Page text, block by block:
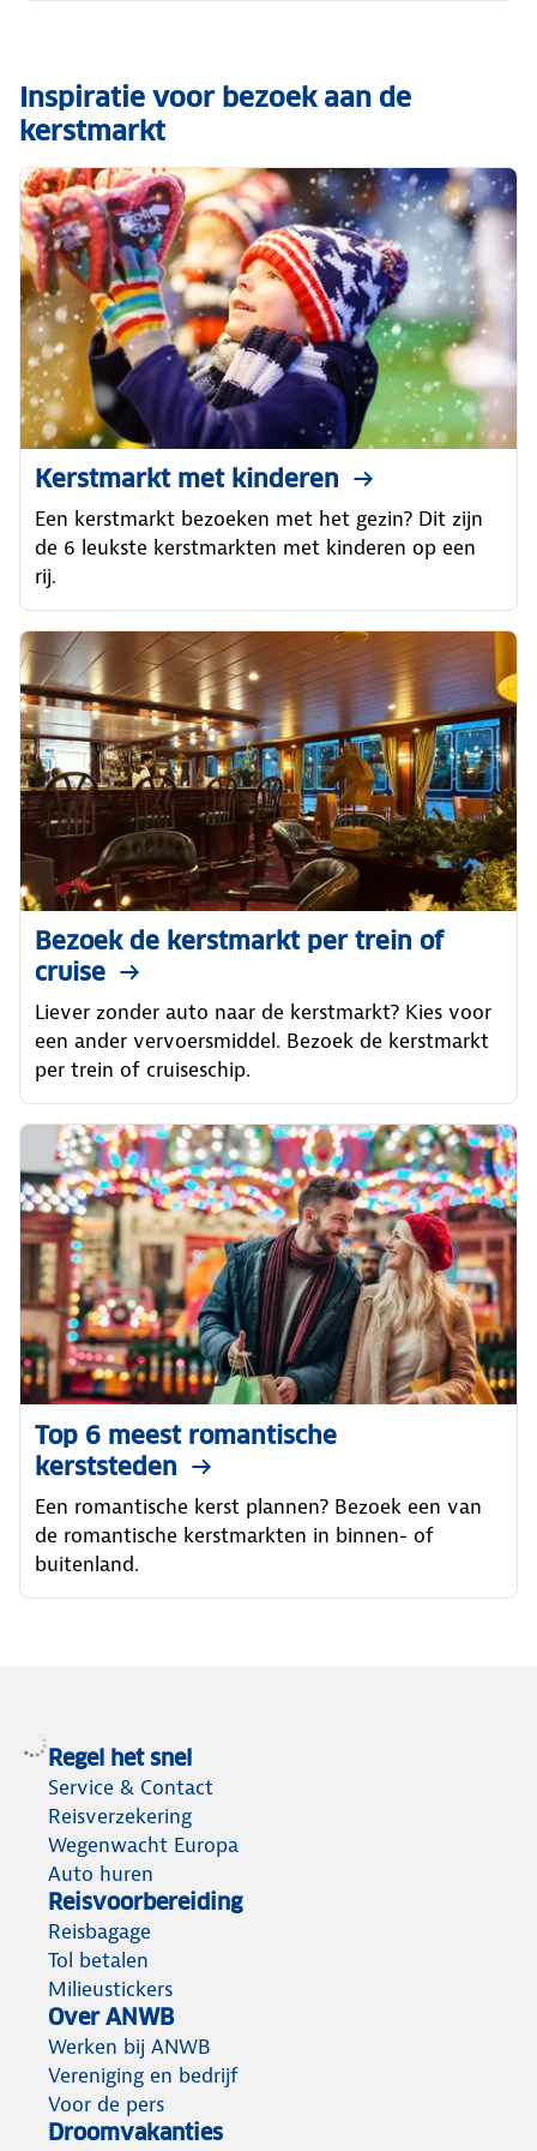
Inspiratie voor bezoek aan de
kerstmarkt
Kerstmarkt met kinderen
Een kerstmarkt bezoeken met het gezin? Dit zijn
de 6 leukste kerstmarkten met kinderen op een
rij.
Bezoek de kerstmarkt per trein of
cruise
Liever zonder auto naar de kerstmarkt? Kies voor
een ander vervoersmiddel. Bezoek de kerstmarkt
per trein of cruiseschip.
Top 6 meest romantische
kerststeden
Een romantische kerst plannen? Bezoek een van
de romantische kerstmarkten in binnen- of
buitenland.
Regel het snel
Service & Contact
Reisverzekering
Wegenwacht Europa
Auto huren
Reisvoorbereiding
Reisbagage
Tol betalen
Milieustickers
Over ANWB
Werken bij ANWB
Vereniging en bedrijf
Voor de pers
Droomvakanties